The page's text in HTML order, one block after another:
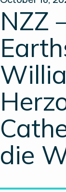
Investor Relations
NZZ
die